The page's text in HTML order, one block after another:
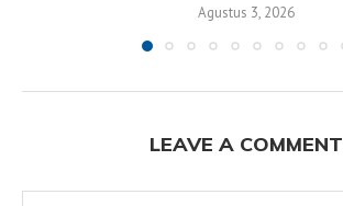
Agustus 3, 2026
LEAVE A COMMENT